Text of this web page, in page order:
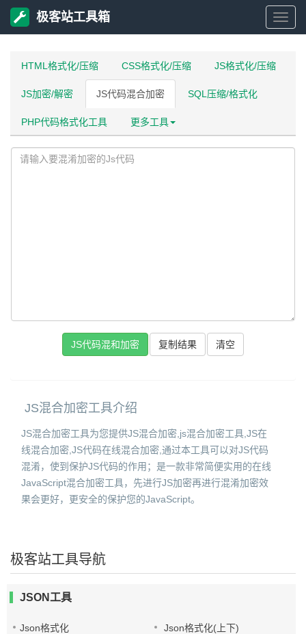
极
极客站工具箱
HTML格式化/压缩 CSS格式化/压缩 JS格式化/压缩
JS加密/解密 JS代码混合加密 SQL压缩/格式化
PHP代码格式化工具 更多工具
复制结果
JS混合加密工具介绍
JS混合加密工具为您提供JS混合加密,js混合加密工具,JS在
线混合加密,JS代码在线混合加密,通过本工具可以对JS代码
混淆，使到保护JS代码的作用；是一款非常简便实用的在线
JavaScript混合加密工具，先进行JS加密再进行混淆加密效
果会更好，更安全的保护您的JavaScript。
极客站工具导航
JSON工具
Json格式化 Json格式化(上下)